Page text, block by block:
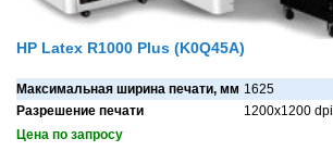
HP Latex R1000 Plus (K0Q45A)
Максимальная ширина печати, мм 1625
Разрешение печати
1200x1200 dpi
Цена по запросу